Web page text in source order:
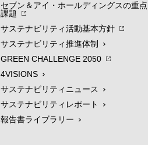
セブン＆アイ・ホールディングスの重点
課題
サステナビリティ活動基本方針
サステナビリティ推進体制
GREEN CHALLENGE 2050
4VISIONS
サステナビリティニュース
サステナビリティレポート
報告書ライブラリー